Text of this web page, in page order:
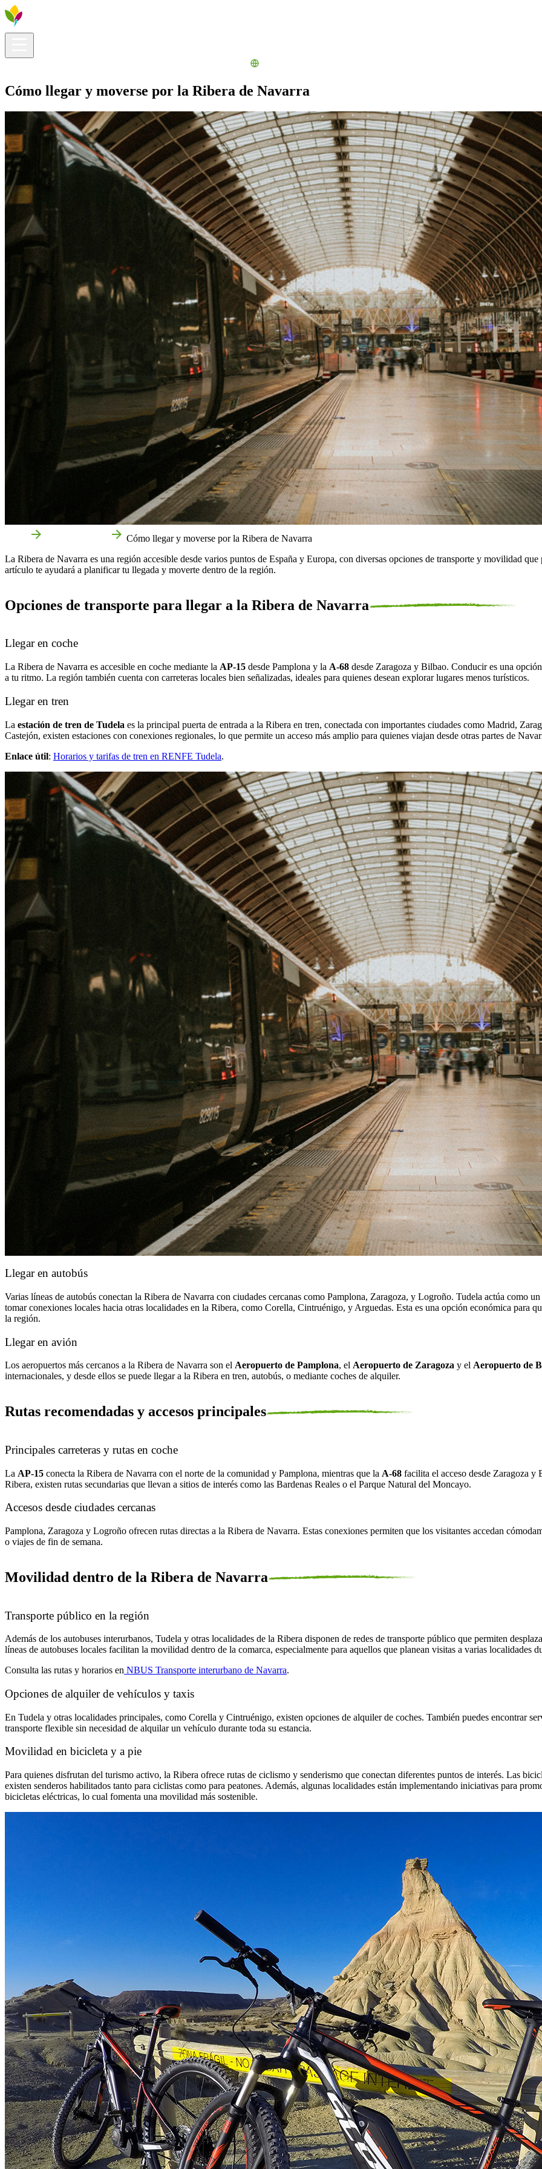
Cómo llegar y moverse por la Ribera de Navarra
Cómo llegar y moverse por la Ribera de Navarra
La Ribera de Navarra es una región accesible desde varios puntos de España y Europa, con diversas opciones de transporte y movilidad
artículo te ayudará a planificar tu llegada y moverte dentro de la región.
Opciones de transporte para llegar a la Ribera de Navarra
Llegar en coche
La Ribera de Navarra es accesible en coche mediante la AP-15 desde Pamplona y la A-68 desde Zaragoza y Bilbao. Conducir es una
a tu ritmo. La región también cuenta con carreteras locales bien señalizadas, ideales para quienes desean explorar lugares menos turísticos.
Llegar en tren
La estación de tren de Tudela es la principal puerta de entrada a la Ribera en tren, conectada con importantes ciudades como Madrid,
Castejón, existen estaciones con conexiones regionales, lo que permite un acceso más amplio para quienes viajan desde otras partes de
Enlace útil: Horarios y tarifas de tren en RENFE Tudela.
Llegar en autobús
Varias líneas de autobús conectan la Ribera de Navarra con ciudades cercanas como Pamplona, Zaragoza, y Logroño. Tudela actúa como
tomar conexiones locales hacia otras localidades en la Ribera, como Corella, Cintruénigo, y Arguedas. Esta es una opción económica para
la región.
Llegar en avión
Los aeropuertos más cercanos a la Ribera de Navarra son el Aeropuerto de Pamplona, el Aeropuerto de Zaragoza y el Aeropuerto de
internacionales, y desde ellos se puede llegar a la Ribera en tren, autobús, o mediante coches de alquiler.
Rutas recomendadas y accesos principales
Principales carreteras y rutas en coche
La AP-15 conecta la Ribera de Navarra con el norte de la comunidad y Pamplona, mientras que la A-68 facilita el acceso desde Zaragoza y
Ribera, existen rutas secundarias que llevan a sitios de interés como las Bardenas Reales o el Parque Natural del Moncayo.
Accesos desde ciudades cercanas
Pamplona, Zaragoza y Logroño ofrecen rutas directas a la Ribera de Navarra. Estas conexiones permiten que los visitantes accedan
o viajes de fin de semana.
Movilidad dentro de la Ribera de Navarra
Transporte público en la región
Además de los autobuses interurbanos, Tudela y otras localidades de la Ribera disponen de redes de transporte público que permiten
líneas de autobuses locales facilitan la movilidad dentro de la comarca, especialmente para aquellos que planean visitas a varias localidades
Consulta las rutas y horarios en NBUS Transporte interurbano de Navarra.
Opciones de alquiler de vehículos y taxis
En Tudela y otras localidades principales, como Corella y Cintruénigo, existen opciones de alquiler de coches. También puedes encontrar
transporte flexible sin necesidad de alquilar un vehículo durante toda su estancia.
Movilidad en bicicleta y a pie
Para quienes disfrutan del turismo activo, la Ribera ofrece rutas de ciclismo y senderismo que conectan diferentes puntos de interés. Las
existen senderos habilitados tanto para ciclistas como para peatones. Además, algunas localidades están implementando iniciativas para
bicicletas eléctricas, lo cual fomenta una movilidad más sostenible.